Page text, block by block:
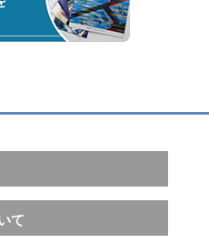
グがもたらす変革
て